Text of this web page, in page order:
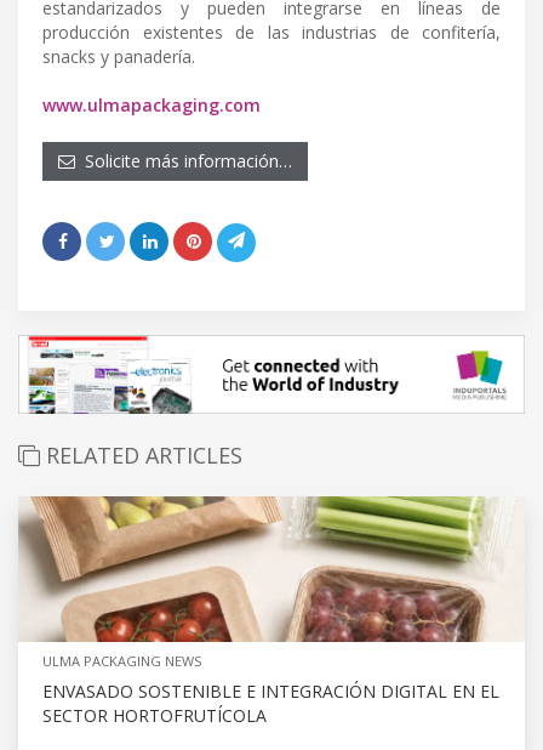
estandarizados y pueden integrarse en líneas de
producción existentes de las industrias de confitería,
snacks y panadería.
www.ulmapackaging.com
Solicite más información…
RELATED ARTICLES
ULMA PACKAGING NEWS
ENVASADO SOSTENIBLE E INTEGRACIÓN DIGITAL EN EL
SECTOR HORTOFRUTÍCOLA